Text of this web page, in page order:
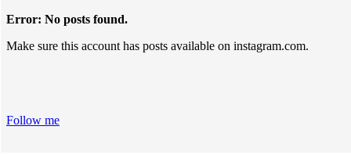
Error: No posts found.
Make sure this account has posts available on instagram.com.
Follow me